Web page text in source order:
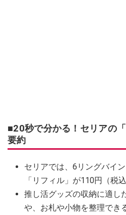
■20秒で分かる！セリアの
要約
セリアでは、6リングバイ
「リフィル」が110円（税
推し活グッズの収納に適し
や、お札や小物を整理でき